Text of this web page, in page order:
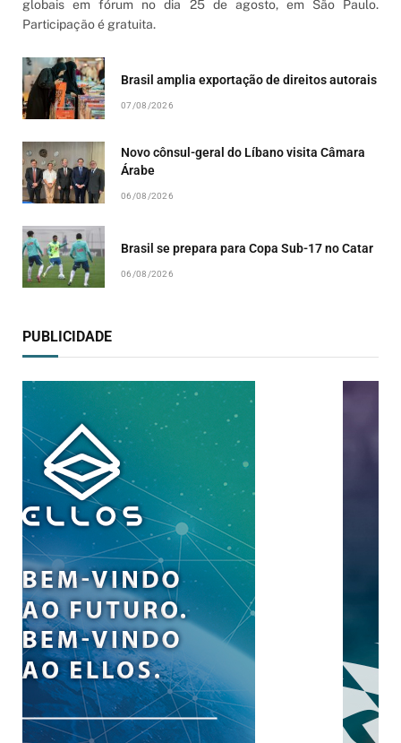
globais em fórum no dia 25 de agosto, em São Paulo.
Participação é gratuita.
Brasil amplia exportação de direitos autorais
07/08/2026
Novo cônsul-geral do Líbano visita Câmara
Árabe
06/08/2026
Brasil se prepara para Copa Sub-17 no Catar
06/08/2026
PUBLICIDADE